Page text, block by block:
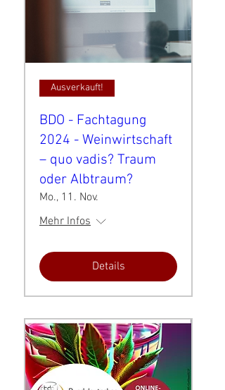
Ausverkauft!
BDO - Fachtagung
2024 - Weinwirtschaft
– quo vadis? Traum
oder Albtraum?
Mo., 11. Nov.
Mehr Infos
Details